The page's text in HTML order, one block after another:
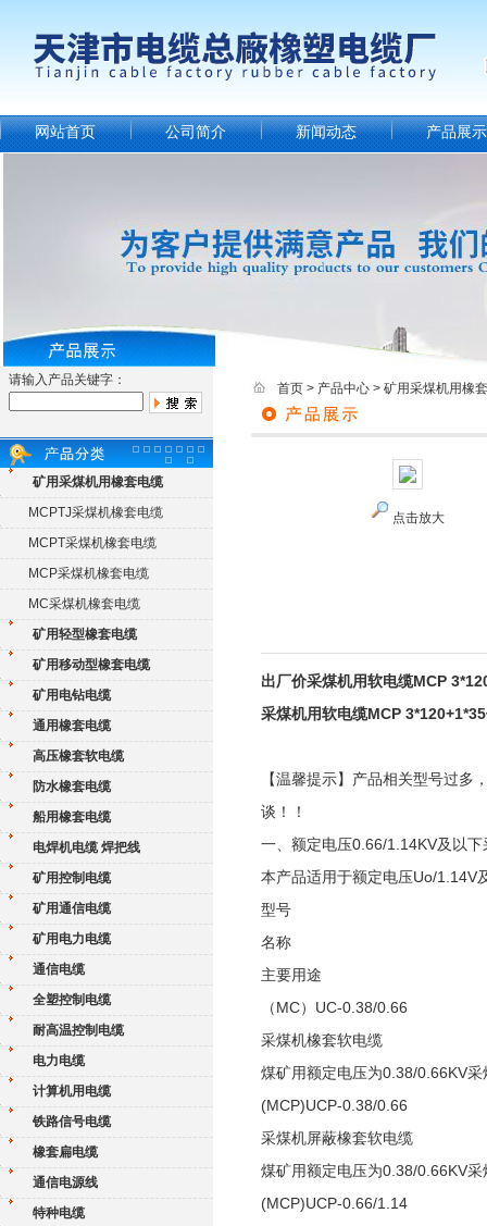
网站首页 公司简介 新闻动态 产品展示
请输入产品关键字：
矿用采煤机用橡套电缆
MCPTJ采煤机橡套电缆
MCPT采煤机橡套电缆
MCP采煤机橡套电缆
MC采煤机橡套电缆
矿用轻型橡套电缆
矿用移动型橡套电缆
矿用电钻电缆
通用橡套电缆
高压橡套软电缆
防水橡套电缆
船用橡套电缆
电焊机电缆 焊把线
矿用控制电缆
矿用通信电缆
矿用电力电缆
通信电缆
全塑控制电缆
耐高温控制电缆
电力电缆
计算机用电缆
铁路信号电缆
橡套扁电缆
通信电源线
特种电缆
首页 > 产品中心 > 矿用采煤机用橡
点击放大
出厂价采煤机用软电缆MCP
采煤机用软电缆MCP
【温馨提示】产品相关型号过
谈！！
一、额定电压0.66/1.14KV及以
本产品适用于额定电压Uo/1.14V
型号
名称
主要用途
（MC）UC-0.38/0.66
采煤机橡套软电缆
煤矿用额定电压为0.38/0.66KV
(MCP)UCP-0.38/0.66
采煤机屏蔽橡套软电缆
煤矿用额定电压为0.38/0.66KV
(MCP)UCP-0.66/1.14